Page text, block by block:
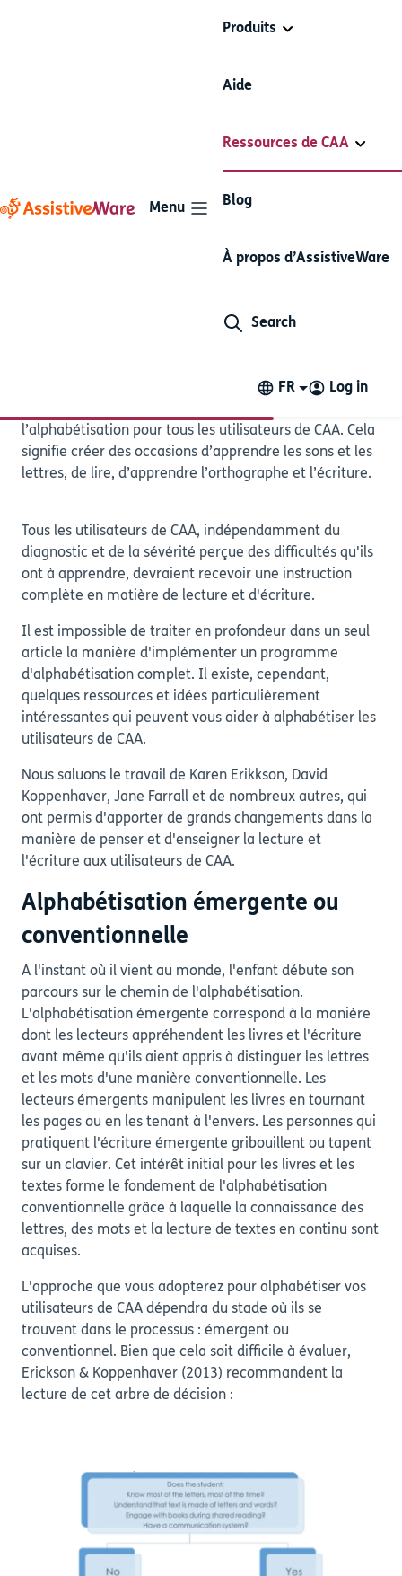
Menu
Produits
Aide
Ressources de CAA
Blog
À propos d’AssistiveWare
Search
FR Log in
Incorporer l’apprentissage
l’alphabétisation pour tous les utilisateurs de CAA. Cela
signifie créer des occasions d’apprendre les sons et les
lettres, de lire, d’apprendre l’orthographe et l’écriture.
Tous les utilisateurs de CAA, indépendamment du
diagnostic et de la sévérité perçue des difficultés qu'ils
ont à apprendre, devraient recevoir une instruction
complète en matière de lecture et d'écriture.
Il est impossible de traiter en profondeur dans un seul
article la manière d'implémenter un programme
d'alphabétisation complet. Il existe, cependant,
quelques ressources et idées particulièrement
intéressantes qui peuvent vous aider à alphabétiser les
utilisateurs de CAA.
Nous saluons le travail de Karen Erikkson, David
Koppenhaver, Jane Farrall et de nombreux autres, qui
ont permis d'apporter de grands changements dans la
manière de penser et d'enseigner la lecture et
l'écriture aux utilisateurs de CAA.
Alphabétisation émergente ou
conventionnelle
A l'instant où il vient au monde, l'enfant débute son
parcours sur le chemin de l'alphabétisation.
L'alphabétisation émergente correspond à la manière
dont les lecteurs appréhendent les livres et l'écriture
avant même qu'ils aient appris à distinguer les lettres
et les mots d'une manière conventionnelle. Les
lecteurs émergents manipulent les livres en tournant
les pages ou en les tenant à l'envers. Les personnes qui
pratiquent l'écriture émergente gribouillent ou tapent
sur un clavier. Cet intérêt initial pour les livres et les
textes forme le fondement de l'alphabétisation
conventionnelle grâce à laquelle la connaissance des
lettres, des mots et la lecture de textes en continu sont
acquises.
L'approche que vous adopterez pour alphabétiser vos
utilisateurs de CAA dépendra du stade où ils se
trouvent dans le processus : émergent ou
conventionnel. Bien que cela soit difficile à évaluer,
Erickson & Koppenhaver (2013) recommandent la
lecture de cet arbre de décision :